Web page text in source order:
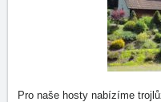
Pro naše hosty nabízíme